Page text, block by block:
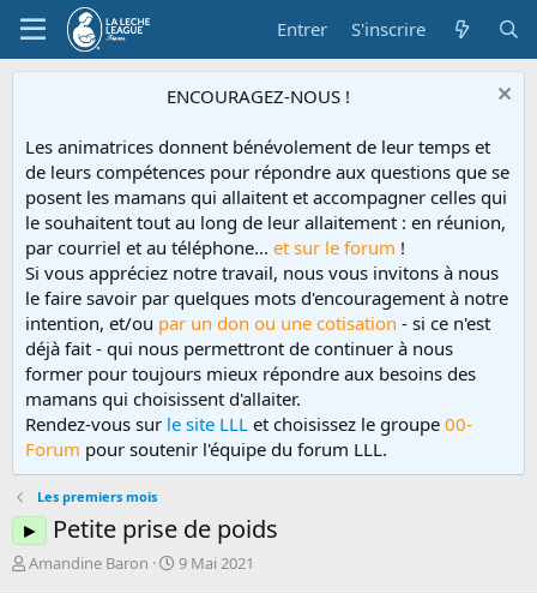
Entrer S'inscrire
ENCOURAGEZ-NOUS !
Les animatrices donnent bénévolement de leur temps et
de leurs compétences pour répondre aux questions que se
posent les mamans qui allaitent et accompagner celles qui
le souhaitent tout au long de leur allaitement : en réunion,
par courriel et au téléphone... et sur le forum !
Si vous appréciez notre travail, nous vous invitons à nous
le faire savoir par quelques mots d'encouragement à notre
intention, et/ou par un don ou une cotisation - si ce n'est
déjà fait - qui nous permettront de continuer à nous
former pour toujours mieux répondre aux besoins des
mamans qui choisissent d'allaiter.
Rendez-vous sur le site LLL et choisissez le groupe 00-
Forum pour soutenir l'équipe du forum LLL.
Les premiers mois
► Petite prise de poids
D
Amandine Baron
D
9 Mai 2021